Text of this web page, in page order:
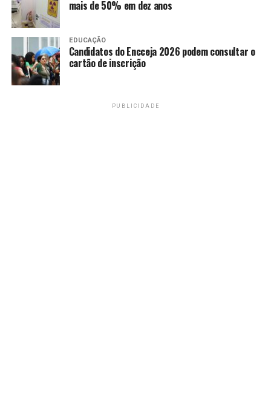
metros de diâmetro e vazão prevista de 310 litros por
segundo.
A Caesb detalha ainda a distribuição da água:
Adutora AAT.CRK.010:
mais de 50% em dez anos
EDUCAÇÃO
Candidatos do Encceja 2026 podem consultar o
cartão de inscrição
PUBLICIDADE